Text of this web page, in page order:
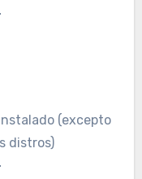
(excepto
distros)